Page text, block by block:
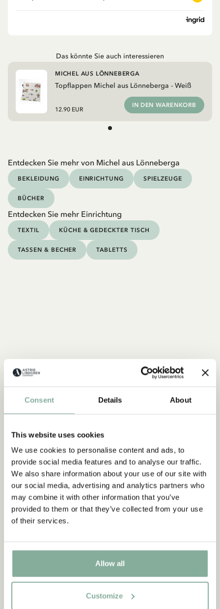
Consent Details About
This website uses cookies
We use cookies to personalise content and ads, to
provide social media features and to analyse our traffic.
We also share information about your use of our site with
our social media, advertising and analytics partners who
may combine it with other information that you’ve
provided to them or that they’ve collected from your use
of their services.
Allow all
Customize
Das könnte Sie auch interessieren
Topflappen Michel aus Lönneberga - Weiß
MICHEL AUS LÖNNEBERGA
12.90 EUR
IN DEN WARENKORB
Entdecken Sie mehr von Michel aus Lönneberga
BEKLEIDUNG EINRICHTUNG SPIELZEUGE
BÜCHER
Entdecken Sie mehr Einrichtung
TEXTIL KÜCHE & GEDECKTER TISCH
TASSEN & BECHER TABLETTS
MICHEL AUS LÖNNEBERGA
Alles mit Michel
ALLES MIT MICHEL
NEU